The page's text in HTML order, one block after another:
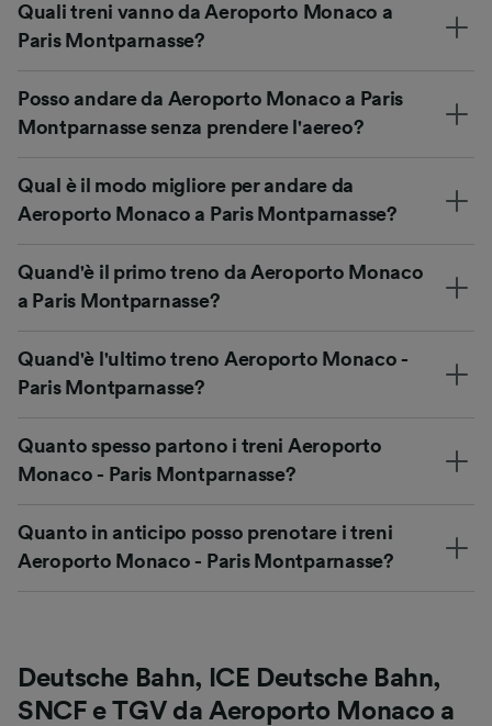
Quali treni vanno da Aeroporto Monaco a
Paris Montparnasse?
Posso andare da Aeroporto Monaco a Paris
Montparnasse senza prendere l'aereo?
Qual è il modo migliore per andare da
Aeroporto Monaco a Paris Montparnasse?
Quand'è il primo treno da Aeroporto Monaco
a Paris Montparnasse?
Quand'è l'ultimo treno Aeroporto Monaco -
Paris Montparnasse?
Quanto spesso partono i treni Aeroporto
Monaco - Paris Montparnasse?
Quanto in anticipo posso prenotare i treni
Aeroporto Monaco - Paris Montparnasse?
Deutsche Bahn, ICE Deutsche Bahn,
SNCF e TGV da Aeroporto Monaco a